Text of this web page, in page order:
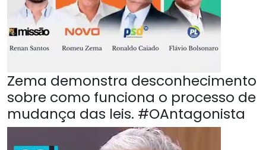
Zema demonstra desconhecimento
sobre como funciona o processo de
mudança das leis. #OAntagonista